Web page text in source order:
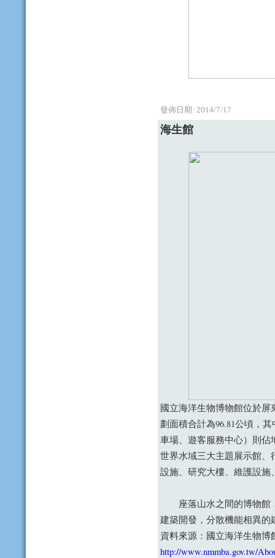
發佈日期: 2014/7/17
海生館
國立海洋生物博物館位於
劃面積合計為96.81公頃，
車場、遊客服務中心）則佔
世界水域三大主題展示館
設施、研究大樓、維護設
座落山水之間的博物館
建築開發，分散機能相異
資料來源：國立海洋生物博
http://www.nmmba.gov.tw/